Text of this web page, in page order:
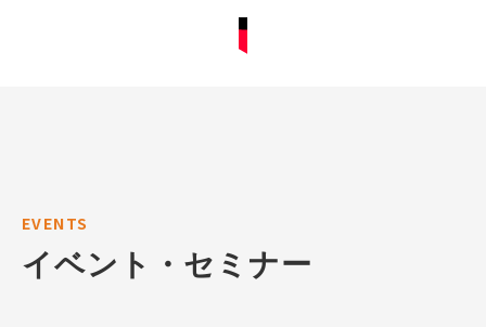
EVENTS
イベント・セミナー